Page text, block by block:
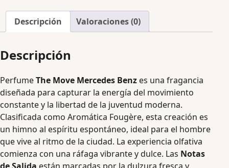
Descripción Valoraciones (0)
Descripción
PerfumeThe Move Mercedes Benz es una fragancia
diseñada para capturar la energía del movimiento
constante y la libertad de la juventud moderna.
Clasificada como Aromática Fougère, esta creación es
un himno al espíritu espontáneo, ideal para el hombre
que vive al ritmo de la ciudad. La experiencia olfativa
comienza con una ráfaga vibrante y dulce. Las Notas